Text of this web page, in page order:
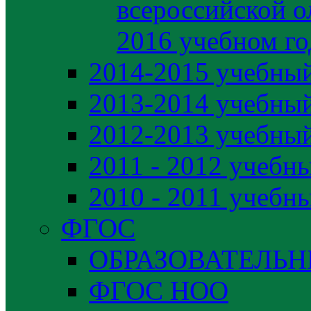
всероссийской
2016 учебном
2014-2015
2013-2014
2012-2013
2011 - 2012
2010 - 2011
ФГОС
ФГОС НОО